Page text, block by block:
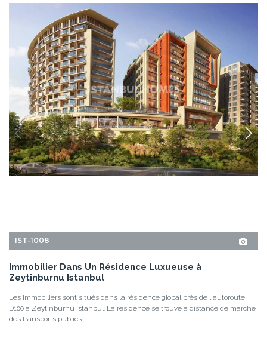
Immobilier Dans Un Résidence Luxueuse à
Zeytinburnu Istanbul
Les Immobiliers sont situés dans la résidence global près de l'autoroute
D100 à Zeytinburnu Istanbul. La résidence se trouve à distance de marche
des transports publics.
ZEYTINBURNU - ISTANBUL 1+1, 2+1, 3+1, 4+1, 5+1 1, 2
PRIX DE BASE
430.000 USD
24 Mois
Versement
À PARTIR DE
373.000 EUR